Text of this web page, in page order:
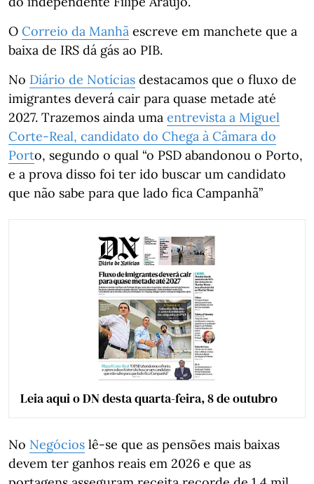
O Correio da Manhã escreve em manchete que a
baixa de IRS dá gás ao PIB.
No Diário de Notícias destacamos que o fluxo de
imigrantes deverá cair para quase metade até
2027. Trazemos ainda uma entrevista a Miguel
Corte-Real, candidato do Chega à Câmara do
Porto, segundo o qual “o PSD abandonou o Porto,
e a prova disso foi ter ido buscar um candidato
que não sabe para que lado fica Campanhã”
Leia aqui o DN desta quarta-feira, 8 de outubro
No Negócios lê-se que as pensões mais baixas
devem ter ganhos reais em 2026 e que as